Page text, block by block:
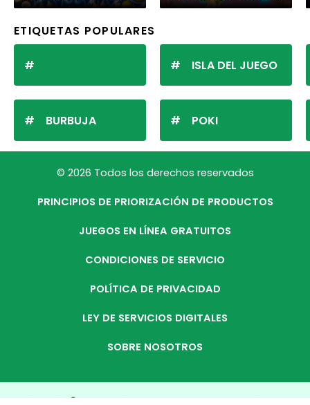
ETIQUETAS POPULARES
BURBUJA
ISLA DEL JUEGO
POKI
© 2026 Todos los derechos reservados
PRINCIPIOS DE PRIORIZACIÓN DE PRODUCTOS
JUEGOS EN LÍNEA GRATUITOS
CONDICIONES DE SERVICIO
POLÍTICA DE PRIVACIDAD
LEY DE SERVICIOS DIGITALES
SOBRE NOSOTROS